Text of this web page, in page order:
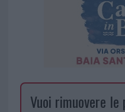
Vuoi rimuovere